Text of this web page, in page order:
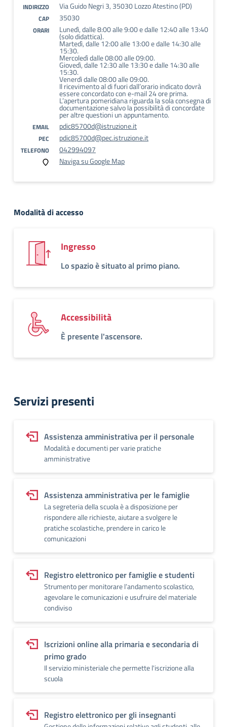
INDIRIZZO Via Guido Negri 3, 35030 Lozzo Atestino (PD)
CAP 35030
ORARI Lunedì, dalle 8:00 alle 9:00 e dalle 12:40 alle 13:40
(solo didattica).
Martedì, dalle 12:00 alle 13:00 e dalle 14:30 alle
15:30.
Mercoledì dalle 08:00 alle 09:00.
Giovedì, dalle 12:30 alle 13:30 e dalle 14:30 alle
15:30.
Venerdì dalle 08:00 alle 09:00.
Il ricevimento al di fuori dall’orario indicato dovrà
essere concordato con e-mail 24 ore prima.
L’apertura pomeridiana riguarda la sola consegna di
documentazione salvo la possibilità di concordate
per altre questioni un appuntamento.
EMAIL pdic85700d@istruzione.it
PEC pdic85700d@pec.istruzione.it
TELEFONO
042994097
Naviga su Google Map
Modalità di accesso
Ingresso
Lo spazio è situato al primo piano.
Accessibilità
È presente l'ascensore.
Servizi presenti
Assistenza amministrativa per il personale
Modalità e documenti per varie pratiche
amministrative
Assistenza amministrativa per le famiglie
La segreteria della scuola è a disposizione per
rispondere alle richieste, aiutare a svolgere le
pratiche scolastiche, prendere in carico le
comunicazioni
Registro elettronico per famiglie e studenti
Strumento per monitorare l’andamento scolastico,
agevolare le comunicazioni e usufruire del materiale
condiviso
Iscrizioni online alla primaria e secondaria di
primo grado
Il servizio ministeriale che permette l'iscrizione alla
scuola
Registro elettronico per gli insegnanti